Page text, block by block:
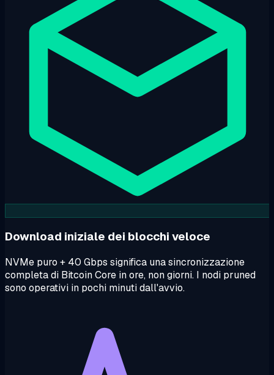
Download iniziale dei blocchi veloce
NVMe puro + 40 Gbps significa una sincronizzazione
completa di Bitcoin Core in ore, non giorni. I nodi pruned
sono operativi in pochi minuti dall'avvio.